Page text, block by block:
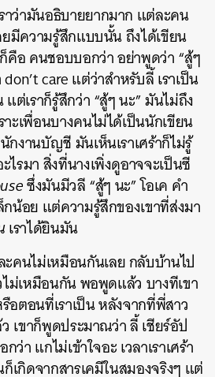
ราว่ามันอธิบายยากมาก แต่ละคน
มีความรู้สึกแบบนั้น ถึงได้เขียน
คือ คนชอบบอกว่า อย่าพูดว่า “สู้ๆ
care แต่ว่าสำหรับลี้ เราเป็น
ต่เราก็รู้สึกว่า “สู้ๆ นะ” มันไม่ถึง
ะเพื่อนบางคนไม่ได้เป็นนักเขียน
งานบัญชี มันเห็นเราเศร้าก็ไม่รู้
รมา สิ่งที่นางเพิ่งดูอาจจะเป็นซี
ซึ่งมันมีวลี “สู้ๆ นะ” โอเค คำ
น้อย แต่ความรู้สึกของเขาที่ส่งมา
เราได้ยินมัน
คนไม่เหมือนกันเลย กลับบ้านไป
ไม่เหมือนกัน พอพูดแล้ว บางทีเขา
รือตอนที่เราเป็น หลังจากที่พี่สาว
เขาก็พูดประมาณว่า ลี้ เชียร์อัป
ว่า แกไม่เข้าใจอะ เวลาเราเศร้า
เกิดจากสารเคมีในสมองจริงๆ แต่
LINE EMAIL